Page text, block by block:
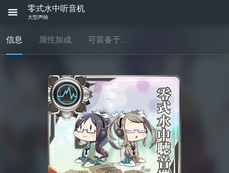
大型声纳
零式水中听音机
信息 属性加成 可装备于...